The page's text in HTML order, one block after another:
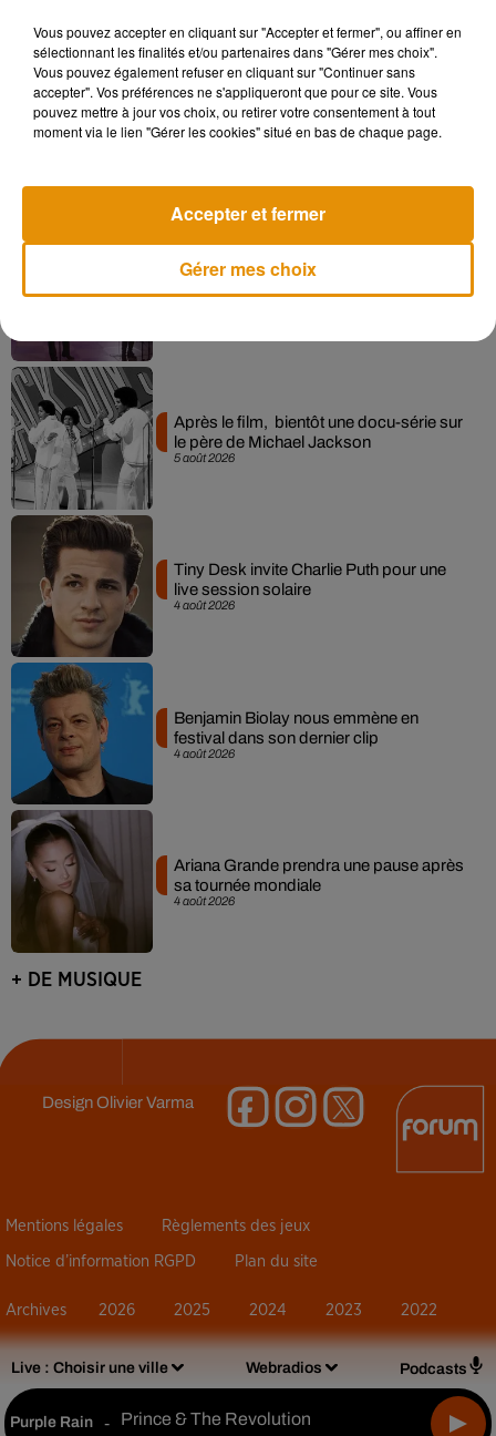
Live : Choisir une ville Webradios Podcasts
Purple Rain - Prince & The Revolution
Musique
Pomme emprunte le décor de l’émission
La version réécrite de « Beautiful Day »
interprétée lors des...
5 août 2026
Après le film, bientôt une docu-série sur
le père de Michael Jackson
4 août 2026
Tiny Desk invite Charlie Puth pour une
live session solaire
4 août 2026
Benjamin Biolay nous emmène en
festival dans son dernier clip
4 août 2026
Ariana Grande prendra une pause après
sa tournée mondiale
+ DE MUSIQUE
DesignOlivier Varma
Mentions légales Règlements des jeux
Notice d’information RGPD Plan du site
Archives 2026 2025 2024 2023 2022
Vous pouvez accepter en cliquant sur "Accepter et fermer", ou affiner en
sélectionnant les finalités et/ou partenaires dans "Gérer mes choix".
Vous pouvez également refuser en cliquant sur "Continuer sans
accepter". Vos préférences ne s'appliqueront que pour ce site. Vous
pouvez mettre à jour vos choix, ou retirer votre consentement à tout
moment via le lien "Gérer les cookies" situé en bas de chaque page.
Gérer mes choix
Accepter et fermer